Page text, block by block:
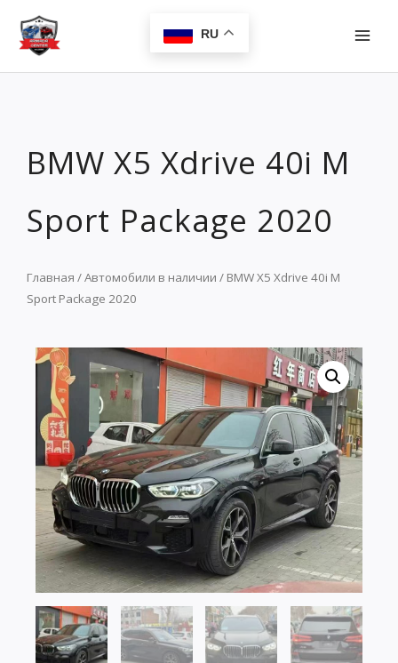
Перейти
содержимому
RU
BMW X5 Xdrive 40i M
Sport Package 2020
Главная /Автомобили в наличии / BMW X5 Xdrive 40i M
Sport Package 2020